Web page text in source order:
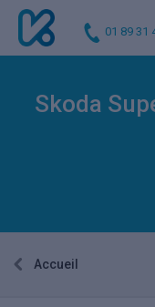
01 89 31
Skoda
Accueil